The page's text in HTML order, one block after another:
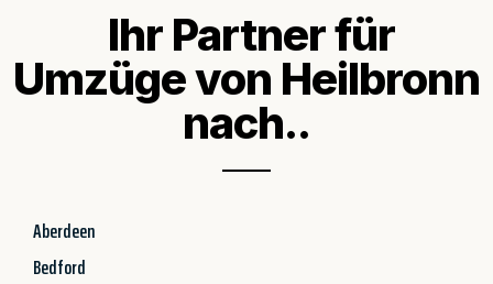
Ihr Partner für
Umzüge von Heilbronn
nach..
Aberdeen
Bedford